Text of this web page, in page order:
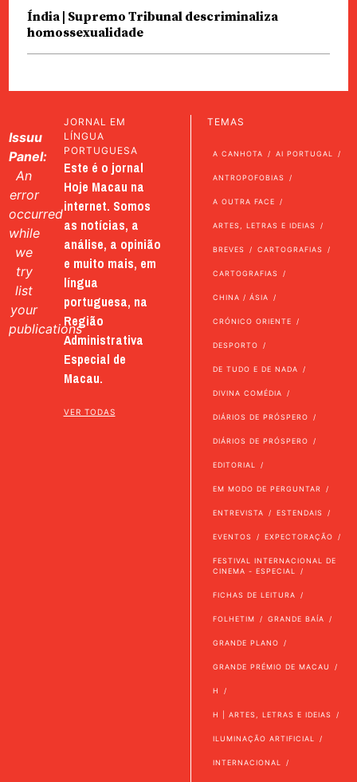
Índia | Supremo Tribunal descriminaliza
homossexualidade
Issuu
Panel:
An
error
occurred
while
we
try
list
your
publications
JORNAL EM
LÍNGUA
PORTUGUESA
Este é o jornal
Hoje Macau na
internet. Somos
as notícias, a
análise, a opinião
e muito mais, em
língua
portuguesa, na
Região
Administrativa
Especial de
Macau.
VER TODAS
TEMAS
A CANHOTA AI PORTUGAL
ANTROPOFOBIAS
A OUTRA FACE
ARTES, LETRAS E IDEIAS
BREVES CARTOGRAFIAS
CARTOGRAFIAS
CHINA / ÁSIA
CRÓNICO ORIENTE
DESPORTO
DE TUDO E DE NADA
DIVINA COMÉDIA
DIÁRIOS DE PRÓSPERO
DIÁRIOS DE PRÓSPERO
EDITORIAL
EM MODO DE PERGUNTAR
ENTREVISTA ESTENDAIS
EVENTOS EXPECTORAÇÃO
FESTIVAL INTERNACIONAL DE
CINEMA - ESPECIAL
FICHAS DE LEITURA
FOLHETIM GRANDE BAÍA
GRANDE PLANO
GRANDE PRÉMIO DE MACAU
H
H | ARTES, LETRAS E IDEIAS
ILUMINAÇÃO ARTIFICIAL
INTERNACIONAL